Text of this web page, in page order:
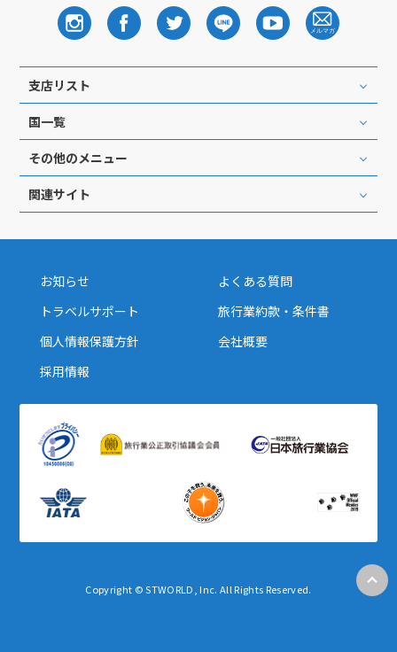
支店リスト
国一覧
その他のメニュー
関連サイト
お知らせ
よくある質問
トラベルサポート
旅行業約款・条件書
個人情報保護方針
会社概要
採用情報
Copyright © STWORLD, Inc. All Rights Reserved.